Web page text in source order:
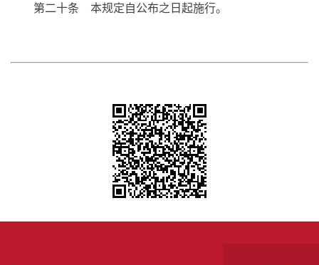
第二十条 本规定自公布之日起施行。